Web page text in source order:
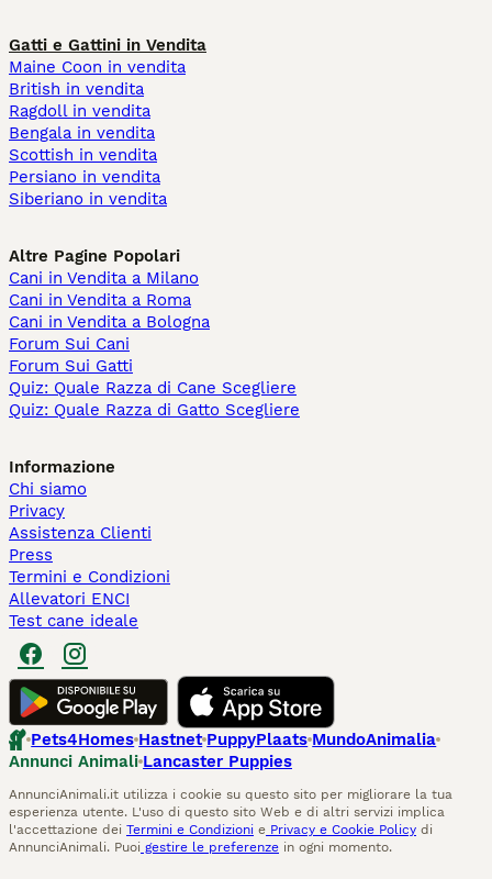
Gatti e Gattini in Vendita
Maine Coon in vendita
British in vendita
Ragdoll in vendita
Bengala in vendita
Scottish in vendita
Persiano in vendita
Siberiano in vendita
Altre Pagine Popolari
Cani in Vendita a Milano
Cani in Vendita a Roma
Cani in Vendita a Bologna
Forum Sui Cani
Forum Sui Gatti
Quiz: Quale Razza di Cane Scegliere
Quiz: Quale Razza di Gatto Scegliere
Informazione
Chi siamo
Privacy
Assistenza Clienti
Press
Termini e Condizioni
Allevatori ENCI
Test cane ideale
Pets4Homes Hastnet PuppyPlaats MundoAnimalia
Annunci Animali Lancaster Puppies
AnnunciAnimali.it utilizza i cookie su questo sito per migliorare la tua
esperienza utente. L'uso di questo sito Web e di altri servizi implica
l'accettazione dei Termini e Condizioni e Privacy e Cookie Policy di
AnnunciAnimali. Puoi gestire le preferenze in ogni momento.